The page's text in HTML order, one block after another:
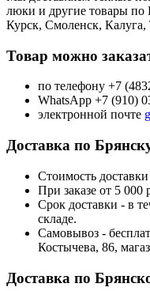
люки и другие товары
Курск, Смоленск, Калуга,
Товар можно
по телефону +7
WhatsApp +7 (910)
электронной почте
Доставка по
Стоимость
При заказе от 5 000
Срок доставки - в
складе.
Самовывоз -
Костычева, 86,
Доставка по